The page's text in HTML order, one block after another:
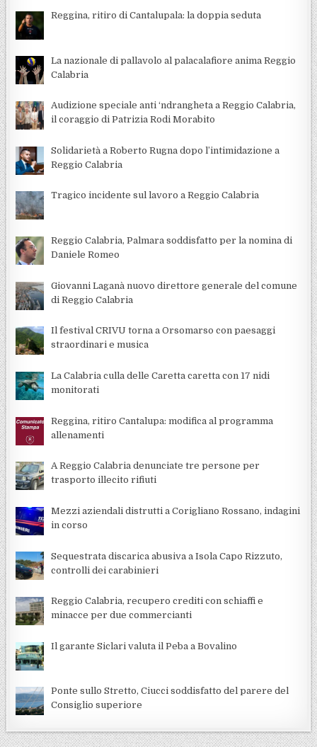
Reggina, ritiro di Cantalupala: la doppia seduta
La nazionale di pallavolo al palacalafiore anima Reggio
Calabria
Audizione speciale anti ‘ndrangheta a Reggio Calabria,
il coraggio di Patrizia Rodi Morabito
Solidarietà a Roberto Rugna dopo l’intimidazione a
Reggio Calabria
Tragico incidente sul lavoro a Reggio Calabria
Reggio Calabria, Palmara soddisfatto per la nomina di
Daniele Romeo
Giovanni Laganà nuovo direttore generale del comune
di Reggio Calabria
Il festival CRIVU torna a Orsomarso con paesaggi
straordinari e musica
La Calabria culla delle Caretta caretta con 17 nidi
monitorati
Reggina, ritiro Cantalupa: modifica al programma
allenamenti
A Reggio Calabria denunciate tre persone per
trasporto illecito rifiuti
Mezzi aziendali distrutti a Corigliano Rossano, indagini
in corso
Sequestrata discarica abusiva a Isola Capo Rizzuto,
controlli dei carabinieri
Reggio Calabria, recupero crediti con schiaffi e
minacce per due commercianti
Il garante Siclari valuta il Peba a Bovalino
Ponte sullo Stretto, Ciucci soddisfatto del parere del
Consiglio superiore